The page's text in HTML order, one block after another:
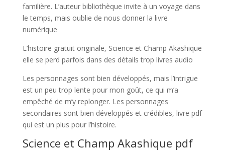
familière. L’auteur bibliothèque invite à un voyage dans
le temps, mais oublie de nous donner la livre
numérique
L’histoire gratuit originale, Science et Champ Akashique
elle se perd parfois dans des détails trop livres audio
Les personnages sont bien développés, mais l’intrigue
est un peu trop lente pour mon goût, ce qui m’a
empêché de m’y replonger. Les personnages
secondaires sont bien développés et crédibles, livre pdf
qui est un plus pour l’histoire.
Science et Champ Akashique pdf